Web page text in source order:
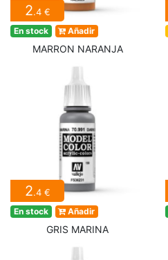
2.4 €
En stock Añadir
MARRON NARANJA
2.4 €
En stock Añadir
GRIS MARINA